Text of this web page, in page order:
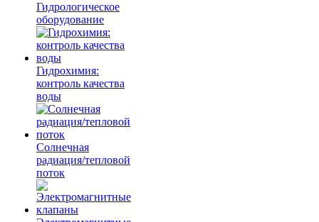
Гидрологическое
оборудование
Гидрохимия:
контроль качества
воды
Солнечная
радиация/тепловой
поток